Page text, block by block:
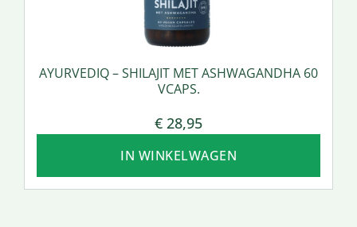
AYURVEDIQ – SHILAJIT MET ASHWAGANDHA 60
VCAPS.
€ 28,95
IN WINKELWAGEN